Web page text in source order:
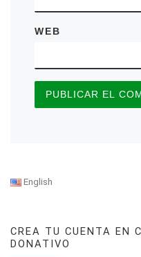
WEB
English
CREA TU CUENTA EN
DONATIVO